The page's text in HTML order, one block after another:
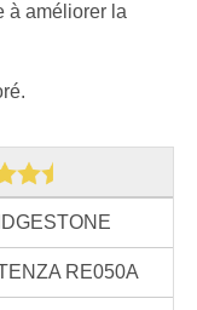
à améliorer la
RE050A